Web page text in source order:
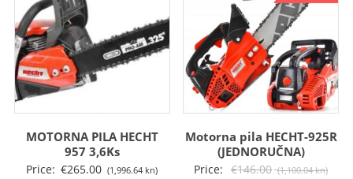
MOTORNA PILA HECHT
957 3,6Ks
Price: €265.00 (1,996.64 kn)
Motorna pila HECHT-925R
(JEDNORUČNA)
Price: €146.00 (1,100.04 kn)